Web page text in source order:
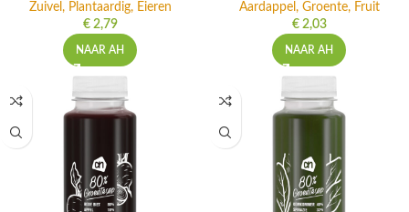
Zuivel, Plantaardig, Eieren
€2,79
NAAR AH
Aardappel, Groente, Fruit
€2,03
NAAR AH